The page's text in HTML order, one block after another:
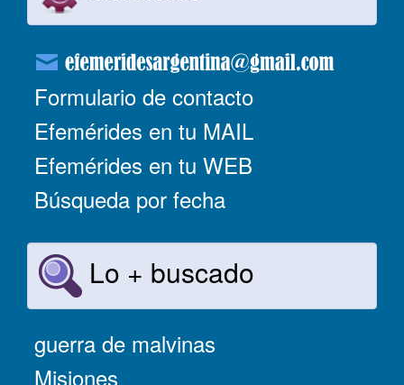
Formulario de contacto
Efemérides en tu MAIL
Efemérides en tu WEB
Búsqueda por fecha
Lo + buscado
guerra de malvinas
Misiones